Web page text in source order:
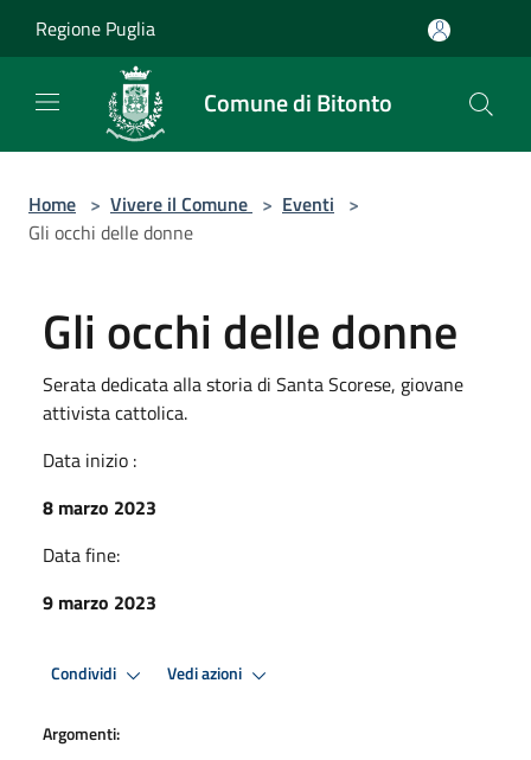
Regione Puglia
Comune di Bitonto
Home > Vivere il Comune > Eventi >
Gli occhi delle donne
Gli occhi delle donne
Serata dedicata alla storia di Santa Scorese, giovane
attivista cattolica.
Data inizio :
8 marzo 2023
Data fine:
9 marzo 2023
Condividi Vedi azioni
Argomenti: